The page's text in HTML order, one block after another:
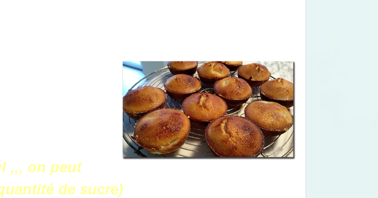
,,, on peut
de sucre)